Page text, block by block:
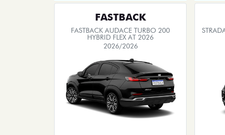
FASTBACK
FASTBACK AUDACE TURBO 200
HYBRID FLEX AT 2026
2026/2026